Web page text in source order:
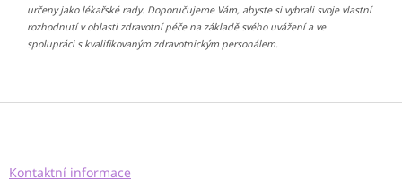
určeny jako lékařské rady. Doporučujeme Vám, abyste si vybrali svoje vlastní
rozhodnutí v oblasti zdravotní péče na základě svého uvážení a ve
spolupráci s kvalifikovaným zdravotnickým personálem.
Z
Kontaktní informace